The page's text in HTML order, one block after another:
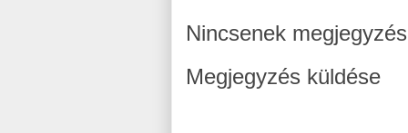
Nincsenek
Megjegyzés küldése